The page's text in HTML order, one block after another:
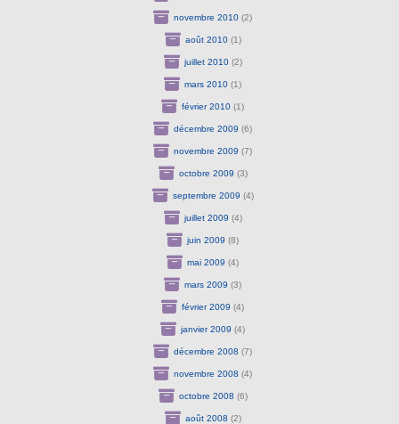
novembre 2010 (2)
août 2010(1)
juillet 2010(2)
mars 2010 (1)
février 2010 (1)
décembre 2009 (6)
novembre 2009 (7)
octobre 2009 (3)
septembre 2009 (4)
juillet 2009 (4)
juin 2009 (8)
mai 2009 (4)
mars 2009 (3)
février 2009 (4)
janvier 2009 (4)
décembre 2008 (7)
novembre 2008 (4)
octobre 2008 (6)
août 2008 (2)